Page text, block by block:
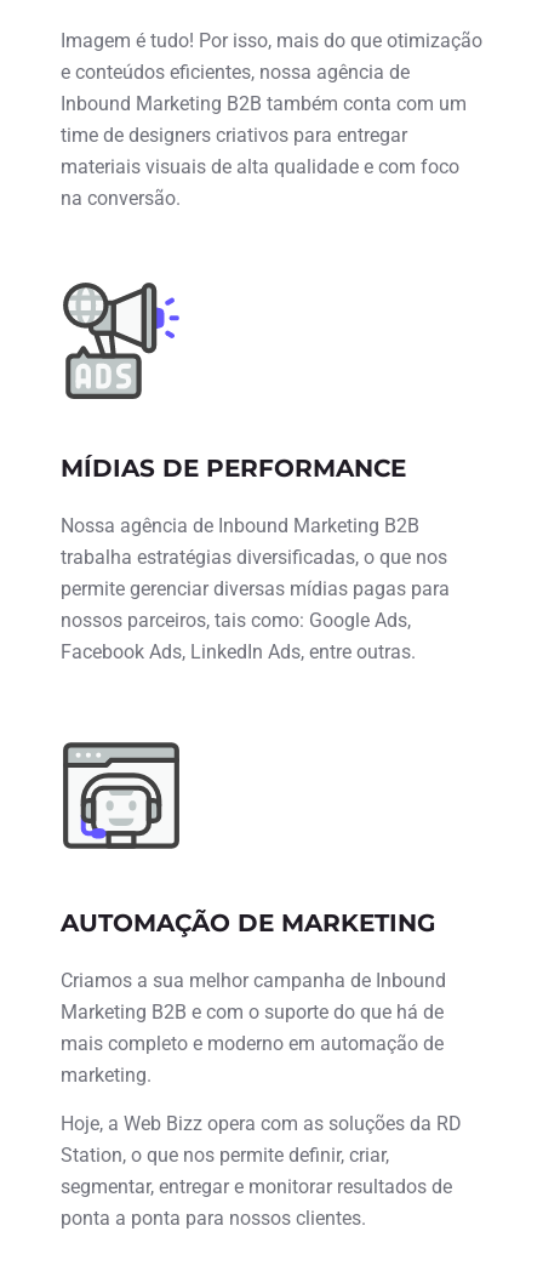
Imagem é tudo! Por isso, mais do que otimização
e conteúdos eficientes, nossa agência de
Inbound Marketing B2B também conta com um
time de designers criativos para entregar
materiais visuais de alta qualidade e com foco
na conversão.
MÍDIAS DE PERFORMANCE
Nossa agência de Inbound Marketing B2B
trabalha estratégias diversificadas, o que nos
permite gerenciar diversas mídias pagas para
nossos parceiros, tais como: Google Ads,
Facebook Ads, LinkedIn Ads, entre outras.
AUTOMAÇÃO DE MARKETING
Criamos a sua melhor campanha de Inbound
Marketing B2B e com o suporte do que há de
mais completo e moderno em automação de
marketing.
Hoje, a Web Bizz opera com as soluções da RD
Station, o que nos permite definir, criar,
segmentar, entregar e monitorar resultados de
ponta a ponta para nossos clientes.